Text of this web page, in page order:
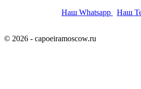
Наш Whatsapp
Наш
© 2026 - capoeiramoscow.ru